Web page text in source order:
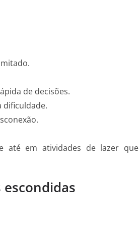
de decisões.
dificuldade.
até em atividades de lazer que